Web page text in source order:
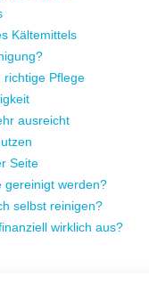
Kältemittels
richtige Pflege
ausreicht
Seite
gereinigt werden?
selbst reinigen?
wirklich aus?